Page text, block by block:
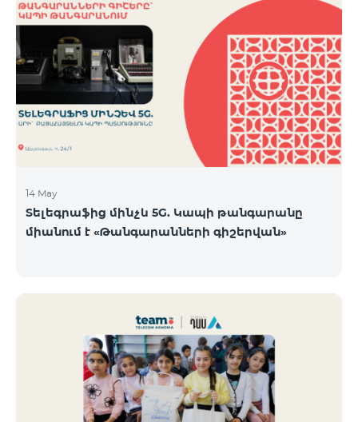
14 May
Տելեգրաֆից մինչև 5G. Կապի թանգարանը
միանում է «Թանգարանների գիշերվան»